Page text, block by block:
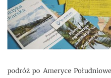
podróż po Ameryce